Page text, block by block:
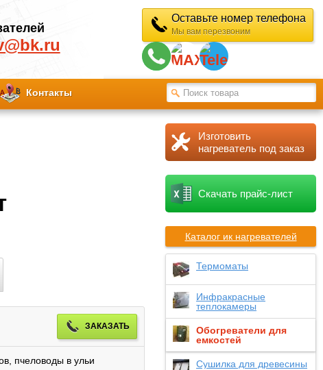
Оставьте номер телефона
Мы вам перезвоним
Контакты
Изготовить
нагреватель под заказ
Скачать прайс-лист
Каталог ик нагревателей
Термоматы
Инфракрасные
теплокамеры
Обогреватели для
емкостей
Сушилка для древесины
ЗАКАЗАТЬ
пчеловоды в ульи